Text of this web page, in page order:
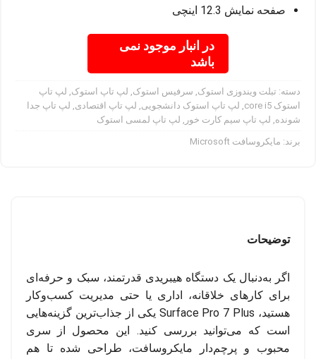
صفحه نمایش 12.3 اینچی
در انبار موجود نمی
باشد
دسته: تبلت ویندوزی استوک سرفیس استوک لپ تاپ استوک لپ تاپ
استوک core i5
لپ تاپ استوک دانشجویی لپ تاپ اقتصادی لپ تاپ جدا
شونده لپ تاپ سیم کارت خور لپ تاپ لمسی استوک
برند: مایکروسافت Microsoft
توضیحات
اگر به‌دنبال یک دستگاه هیبریدی قدرتمند، سبک و حرفه‌ای
برای کارهای خلاقانه، اداری یا حتی مدیریت کسب‌وکار
هستید، Surface Pro 7 Plus یکی از جذاب‌ترین گزینه‌هایی
است که می‌توانید بررسی کنید. این محصول از سری
محبوب و پرچم‌دار مایکروسافت، طراحی شده تا هم